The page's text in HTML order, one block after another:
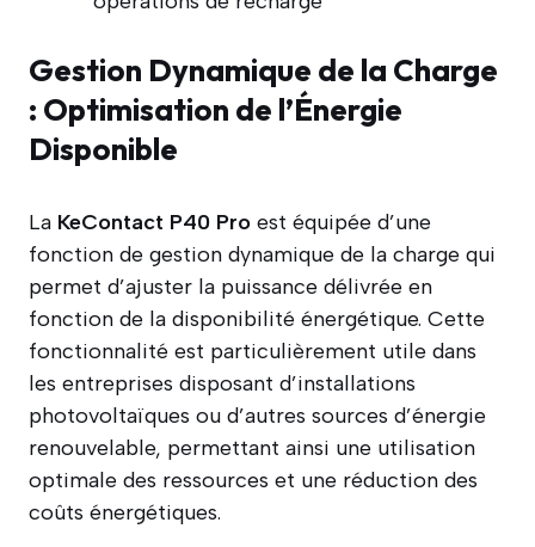
Gestion Dynamique de la Charge
: Optimisation de l’Énergie
Disponible
La KeContact P40 Pro est équipée d’une
fonction de gestion dynamique de la charge qui
permet d’ajuster la puissance délivrée en
fonction de la disponibilité énergétique. Cette
fonctionnalité est particulièrement utile dans
les entreprises disposant d’installations
photovoltaïques ou d’autres sources d’énergie
renouvelable, permettant ainsi une utilisation
optimale des ressources et une réduction des
coûts énergétiques.